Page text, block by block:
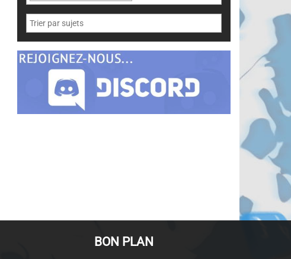
BON PLAN